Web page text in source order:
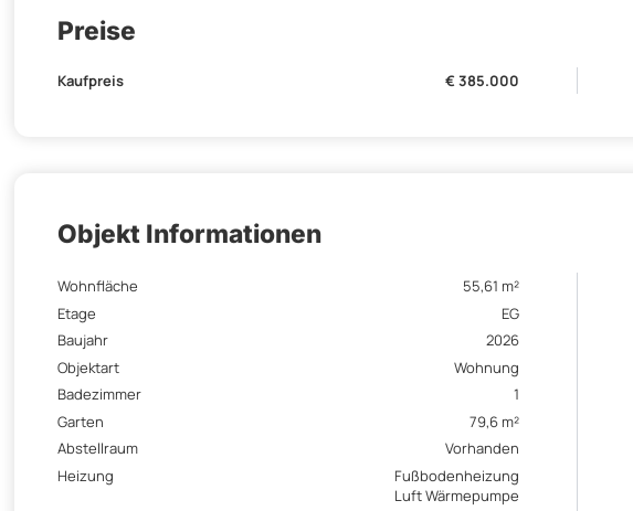
Preise
Kaufpreis € 385.000
Objekt Informationen
Wohnfläche 55,61 m²
Etage
EG
Baujahr
2026
Objektart
Wohnung
Badezimmer
1
Garten
79,6 m²
Abstellraum
Vorhanden
Heizung
Fußbodenheizung
Luft Wärmepumpe